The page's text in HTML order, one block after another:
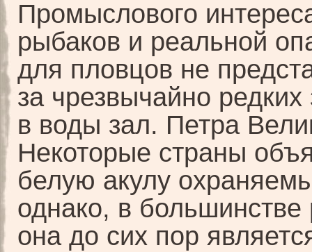
Промыслового
рыбаков и реальной
для пловцов не
за чрезвычайно редких
в воды зал. Петра
Некоторые страны
белую акулу
однако, в большинстве
она до сих пор